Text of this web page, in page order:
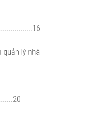
quản lý nhà